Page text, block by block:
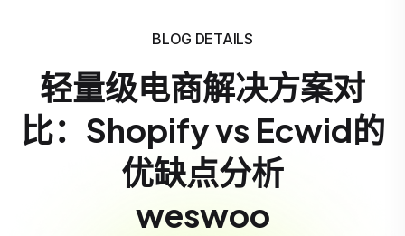
BLOG DETAILS
轻量级电商解决方案对
比：Shopify vs Ecwid的
优缺点分析
weswoo